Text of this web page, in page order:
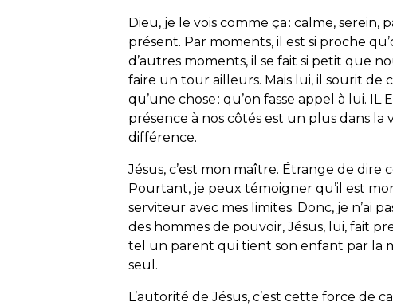
Dieu, je le vois comme ça : calme, serein,
présent. Par moments, il est si proche
d’autres moments, il se fait si petit que
faire un tour ailleurs. Mais lui, il sourit de
qu’une chose : qu’on fasse appel à lui. IL
présence à nos côtés est un plus dans la
différence.
Jésus, c’est mon maître. Étrange de dire
Pourtant, je peux témoigner qu’il est
serviteur avec mes limites. Donc, je n’ai
des hommes de pouvoir, Jésus, lui, fait
tel un parent qui tient son enfant par la
seul.
L’autorité de Jésus, c’est cette force de